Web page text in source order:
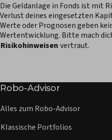
Die Geldanlage in Fonds ist mit
Verlust deines eingesetzten
Werte oder Prognosen geben
Wertentwicklung. Bitte mach
Risikohinweisen vertraut.
Robo-Advisor
Alles zum Robo-Advisor
Klassische Portfolios